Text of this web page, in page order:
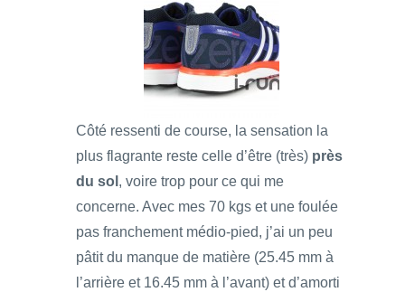
Côté ressenti de course, la sensation la
plus flagrante reste celle d’être (très) près
du sol , voire trop pour ce qui me
concerne. Avec mes 70 kgs et une foulée
pas franchement médio-pied, j’ai un peu
pâtit du manque de matière (25.45 mm à
l’arrière et 16.45 mm à l’avant) et d’amorti